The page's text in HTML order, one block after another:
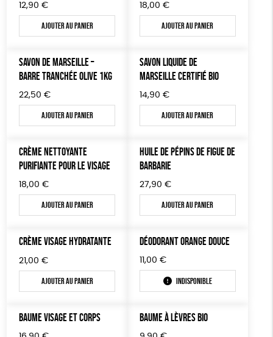
TOUT
Fabriqué en Espagne
12,90 €
Ajouter au panier
18,00 €
Ajouter au panier
SAVON DE MARSEILLE –
BARRE TRANCHÉE OLIVE 1KG
22,50 €
Ajouter au panier
SAVON LIQUIDE DE
MARSEILLE CERTIFIÉ BIO
14,90 €
Ajouter au panier
CRÈME NETTOYANTE
PURIFIANTE POUR LE VISAGE
18,00 €
Ajouter au panier
HUILE DE PÉPINS DE FIGUE DE
BARBARIE
27,90 €
Ajouter au panier
CRÈME VISAGE HYDRATANTE
21,00 €
Ajouter au panier
DÉODORANT ORANGE DOUCE
11,00 €
Indisponible
BAUME VISAGE ET CORPS BAUME À LÈVRES BIO